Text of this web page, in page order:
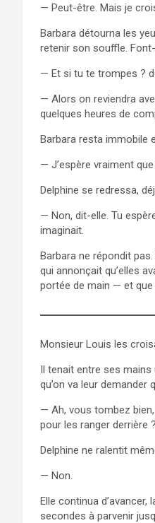
— Peut-être. Mais je
Barbara détourna les
retenir son souffle.
— Et si tu te trompes ?
— Alors on reviendra
quelques heures de
Barbara resta immobile
— J’espère vraiment
Delphine se redressa,
— Non, dit-elle. Tu
imaginait.
Barbara ne répondit
qui annonçait qu’elles
portée de main — et que
Monsieur Louis les
Il tenait entre ses
qu’on va leur demander
— Ah, vous tombez
pour les ranger derrière ?
Delphine ne ralentit
— Non.
Elle continua
secondes à parvenir